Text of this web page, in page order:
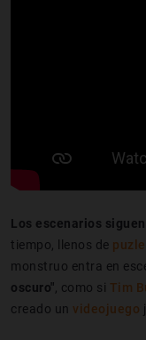
Los escenarios
tiempo, llenos de
monstruo entra en
oscuro", como si Tim
creado un videojuego